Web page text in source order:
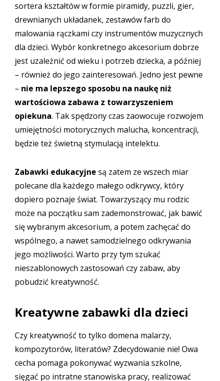
sortera kształtów w formie piramidy, puzzli, gier,
drewnianych układanek, zestawów farb do
malowania rączkami czy instrumentów muzycznych
dla dzieci. Wybór konkretnego akcesorium dobrze
jest uzależnić od wieku i potrzeb dziecka, a później
– również do jego zainteresowań. Jedno jest pewne
– nie ma lepszego sposobu na naukę niż
wartościowa zabawa z towarzyszeniem
opiekuna. Tak spędzony czas zaowocuje rozwojem
umiejętności motorycznych malucha, koncentracji,
będzie też świetną stymulacją intelektu.
Zabawki edukacyjne są zatem ze wszech miar
polecane dla każdego małego odkrywcy, który
dopiero poznaje świat. Towarzyszący mu rodzic
może na początku sam zademonstrować, jak bawić
się wybranym akcesorium, a potem zachęcać do
wspólnego, a nawet samodzielnego odkrywania
jego możliwości. Warto przy tym szukać
nieszablonowych zastosowań czy zabaw, aby
pobudzić kreatywność.
Kreatywne zabawki dla dzieci
Czy kreatywność to tylko domena malarzy,
kompozytorów, literatów? Zdecydowanie nie! Owa
cecha pomaga pokonywać wyzwania szkolne,
sięgać po intratne stanowiska pracy, realizować